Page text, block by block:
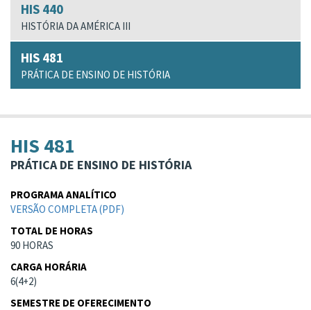
HIS 440
HISTÓRIA DA AMÉRICA III
HIS 481
PRÁTICA DE ENSINO DE HISTÓRIA
HIS 481
PRÁTICA DE ENSINO DE HISTÓRIA
PROGRAMA ANALÍTICO
VERSÃO COMPLETA (PDF)
TOTAL DE HORAS
90 HORAS
CARGA HORÁRIA
6(4+2)
SEMESTRE DE OFERECIMENTO